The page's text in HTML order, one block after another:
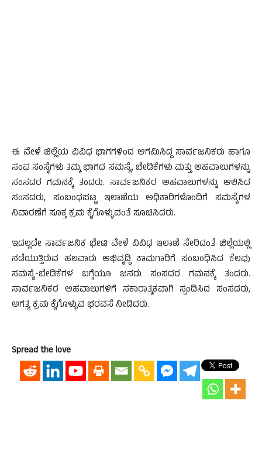
ಈ ವೇಳೆ ಜಿಲ್ಲೆಯ ವಿವಿಧ ಭಾಗಗಳಿಂದ ಆಗಮಿಸಿದ್ದ ಸಾರ್ವಜನಿಕರು ಹಾಗೂ
ಸಂಘ ಸಂಸ್ಥೆಗಳು ತಮ್ಮ ಭಾಗದ ಸಮಸ್ಯೆ, ಬೇಡಿಕೆಗಳು ಮತ್ತು ಅಹವಾಲುಗಳನ್ನು
ಸಂಸದರ ಗಮನಕ್ಕೆ ತಂದರು. ಸಾರ್ವಜನಿಕರ ಅಹವಾಲುಗಳನ್ನು ಆಲಿಸಿದ
ಸಂಸದರು, ಸಂಬಂಧಪಟ್ಟ ಇಲಾಖೆಯ ಅಧಿಕಾರಿಗಳೊಂದಿಗೆ ಸಮಸ್ಯೆಗಳ
ನಿವಾರಣೆಗೆ ಸೂಕ್ತ ಕ್ರಮ ಕೈಗೊಳ್ಳುವಂತೆ ಸೂಚಿಸಿದರು.
ಇದಲ್ಲದೇ ಸಾರ್ವಜನಿಕ ಭೇಟಿ ವೇಳೆ ವಿವಿಧ ಇಲಾಖೆ ಸೇರಿದಂತೆ ಜಿಲ್ಲೆಯಲ್ಲಿ
ನಡೆಯುತ್ತಿರುವ ಹಲವಾರು ಅಭಿವೃದ್ಧಿ ಕಾಮಗಾರಿಗೆ ಸಂಬಂಧಿಸಿದ ಕೆಲವು
ಸಮಸ್ಯೆ-ಬೇಡಿಕೆಗಳ ಬಗ್ಗೆಯೂ ಜನರು ಸಂಸದರ ಗಮನಕ್ಕೆ ತಂದರು.
ಸಾರ್ವಜನಿಕರ ಅಹವಾಲುಗಳಿಗೆ ಸಕಾರಾತ್ಮಕವಾಗಿ ಸ್ಪಂದಿಸಿದ ಸಂಸದರು,
ಅಗತ್ಯ ಕ್ರಮ ಕೈಗೊಳ್ಳುವ ಭರವಸೆ ನೀಡಿದರು.
Spread the love